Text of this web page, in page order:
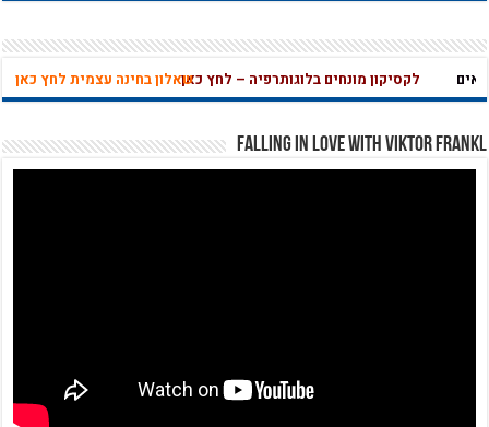
לקסיקון מונחים בלוגותרפיה – לחץ כאןשאלון בחינה עצמית לחץ כאן
מהי אהבה
Falling in Love with Viktor Frankl